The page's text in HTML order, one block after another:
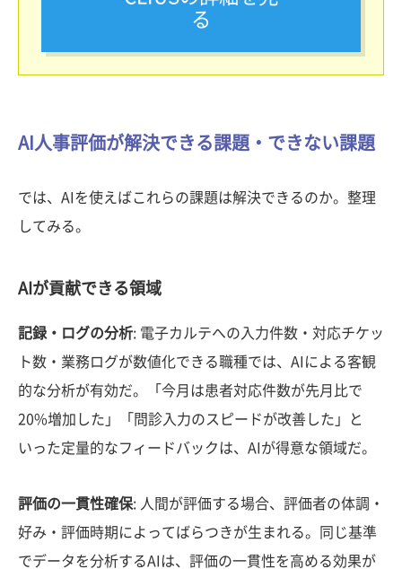
る
AI人事評価が解決できる課題・できない課題
では、AIを使えばこれらの課題は解決できるのか。整理
してみる。
AIが貢献できる領域
記録・ログの分析: 電子カルテへの入力件数・対応チケッ
ト数・業務ログが数値化できる職種では、AIによる客観
的な分析が有効だ。「今月は患者対応件数が先月比で
20%増加した」「問診入力のスピードが改善した」と
いった定量的なフィードバックは、AIが得意な領域だ。
評価の一貫性確保: 人間が評価する場合、評価者の体調・
好み・評価時期によってばらつきが生まれる。同じ基準
でデータを分析するAIは、評価の一貫性を高める効果が